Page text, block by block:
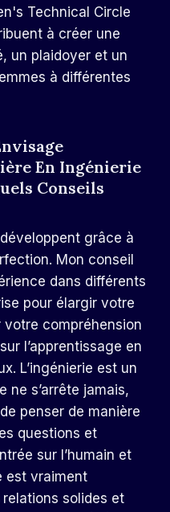
Technical Circle
à créer une
un plaidoyer et un
à différentes
En Ingénierie
Conseils
grâce à
Mon conseil
dans différents
pour élargir votre
compréhension
l’apprentissage en
L’ingénierie est un
ne s’arrête jamais,
penser de manière
questions et
sur l’humain et
est vraiment
solides et